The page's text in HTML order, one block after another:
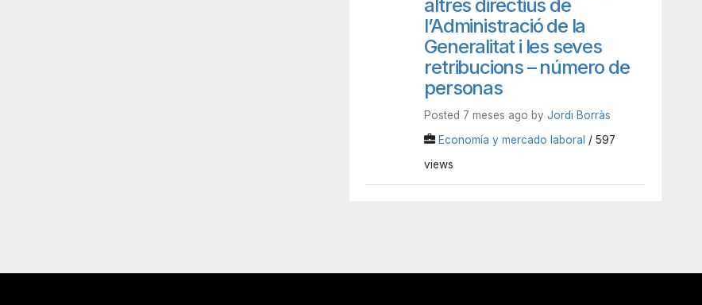
altres directius de
l’Administració de la
Generalitat i les seves
retribucions – número de
personas
Posted 7 meses ago byJordi Borràs
Economía y mercado laboral / 597
views